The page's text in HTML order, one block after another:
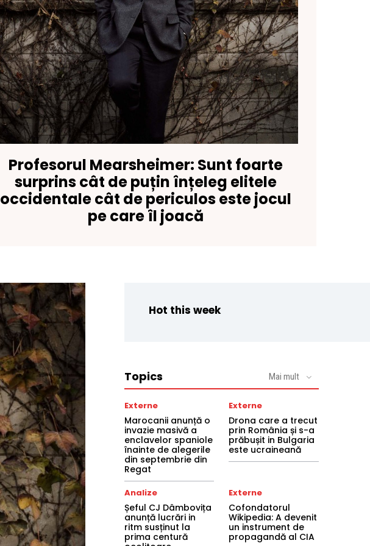
Profesorul Mearsheimer: Sunt foarte
surprins cât de puțin înțeleg elitele
occidentale cât de periculos este jocul
pe care îl joacă